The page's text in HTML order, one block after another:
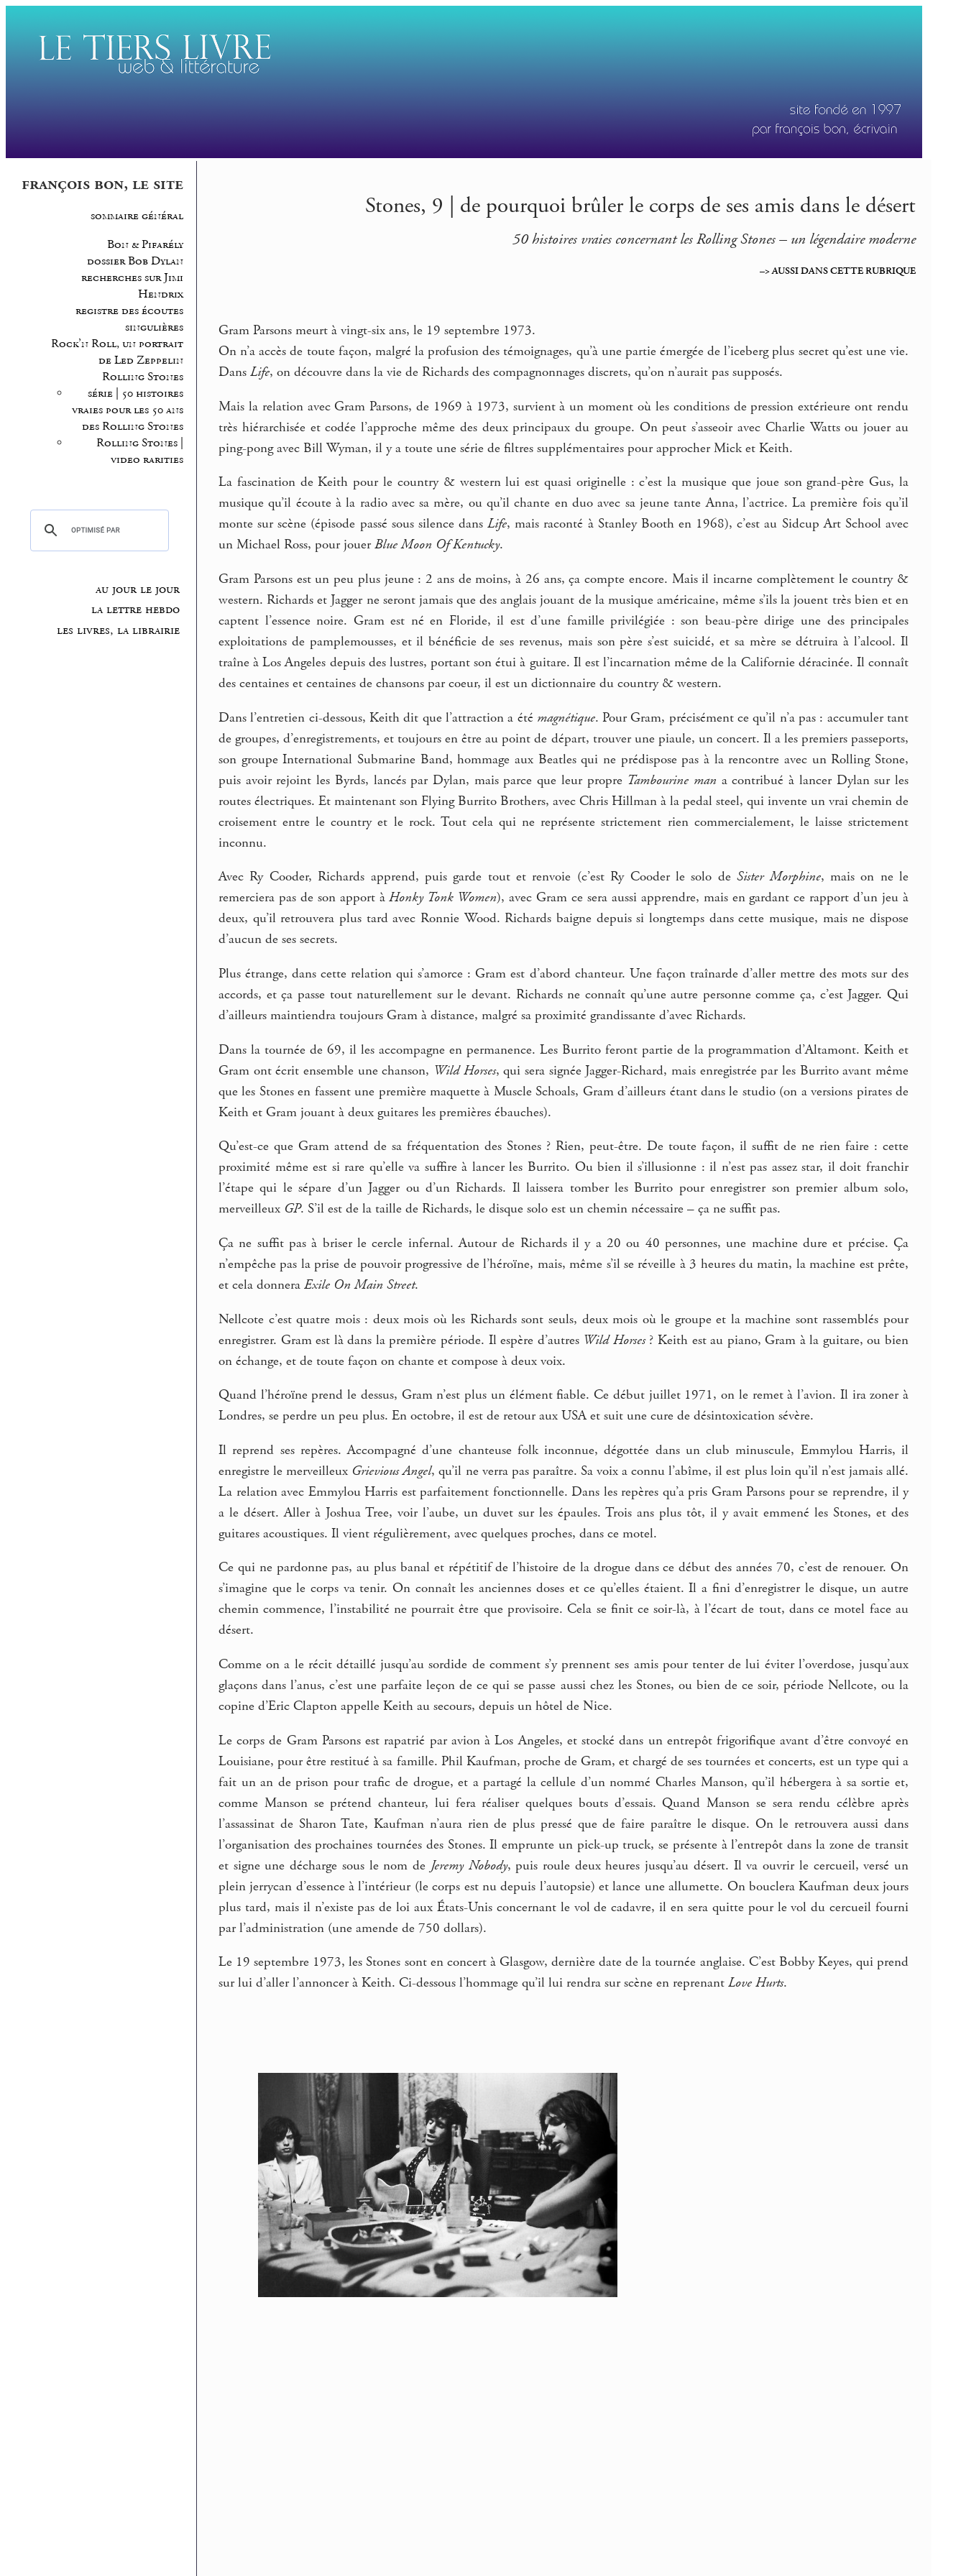
françois bon, le site
sommaire général
Bon & Pifarély
dossier Bob Dylan
recherches sur Jimi
Hendrix
registre des écoutes
singulières
Rock’n Roll, un portrait
de Led Zeppelin
Rolling Stones
série | 50 histoires
vraies pour les 50 ans
des Rolling Stones
Rolling Stones |
video rarities
au jour le jour
la lettre hebdo
les livres, la librairie
Stones, 9 | de pourquoi brûler le corps de ses amis dans le désert
50 histoires vraies concernant les Rolling Stones – un légendaire moderne
–> AUSSI DANS CETTE RUBRIQUE
Gram Parsons meurt à vingt-six ans, le 19 septembre 1973.
On n’a accès de toute façon, malgré la profusion des témoignages, qu’à une partie émergée de l’iceberg plus secret qu’est une vie.
Dans Life, on découvre dans la vie de Richards des compagnonnages discrets, qu’on n’aurait pas supposés.
Mais la relation avec Gram Parsons, de 1969 à 1973, survient à un moment où les conditions de pression extérieure ont rendu
très hiérarchisée et codée l’approche même des deux principaux du groupe. On peut s’asseoir avec Charlie Watts ou jouer au
ping-pong avec Bill Wyman, il y a toute une série de filtres supplémentaires pour approcher Mick et Keith.
La fascination de Keith pour le country & western lui est quasi originelle : c’est la musique que joue son grand-père Gus, la
musique qu’il écoute à la radio avec sa mère, ou qu’il chante en duo avec sa jeune tante Anna, l’actrice. La première fois qu’il
monte sur scène (épisode passé sous silence dansLife, mais raconté à Stanley Booth en 1968), c’est au Sidcup Art School avec
un Michael Ross, pour jouerBlue Moon Of Kentucky.
Gram Parsons est un peu plus jeune : 2 ans de moins, à 26 ans, ça compte encore. Mais il incarne complètement le country &
western. Richards et Jagger ne seront jamais que des anglais jouant de la musique américaine, même s’ils la jouent très bien et en
captent l’essence noire. Gram est né en Floride, il est d’une famille privilégiée : son beau-père dirige une des principales
exploitations de pamplemousses, et il bénéficie de ses revenus, mais son père s’est suicidé, et sa mère se détruira à l’alcool. Il
traîne à Los Angeles depuis des lustres, portant son étui à guitare. Il est l’incarnation même de la Californie déracinée. Il connaît
des centaines et centaines de chansons par coeur, il est un dictionnaire du country & western.
Dans l’entretien ci-dessous, Keith dit que l’attraction a été magnétique. Pour Gram, précisément ce qu’il n’a pas : accumuler tant
de groupes, d’enregistrements, et toujours en être au point de départ, trouver une piaule, un concert. Il a les premiers passeports,
son groupe International Submarine Band, hommage aux Beatles qui ne prédispose pas à la rencontre avec un Rolling Stone,
puis avoir rejoint les Byrds, lancés par Dylan, mais parce que leur propre Tambourine man a contribué à lancer Dylan sur les
routes électriques. Et maintenant son Flying Burrito Brothers, avec Chris Hillman à la pedal steel, qui invente un vrai chemin de
croisement entre le country et le rock. Tout cela qui ne représente strictement rien commercialement, le laisse strictement
inconnu.
Avec Ry Cooder, Richards apprend, puis garde tout et renvoie (c’est Ry Cooder le solo deSister Morphine, mais on ne le
remerciera pas de son apport àHonky Tonk Women), avec Gram ce sera aussi apprendre, mais en gardant ce rapport d’un jeu à
deux, qu’il retrouvera plus tard avec Ronnie Wood. Richards baigne depuis si longtemps dans cette musique, mais ne dispose
d’aucun de ses secrets.
Plus étrange, dans cette relation qui s’amorce : Gram est d’abord chanteur. Une façon traînarde d’aller mettre des mots sur des
accords, et ça passe tout naturellement sur le devant. Richards ne connaît qu’une autre personne comme ça, c’est Jagger. Qui
d’ailleurs maintiendra toujours Gram à distance, malgré sa proximité grandissante d’avec Richards.
Dans la tournée de 69, il les accompagne en permanence. Les Burrito feront partie de la programmation d’Altamont. Keith et
Gram ont écrit ensemble une chanson, Wild Horses, qui sera signée Jagger-Richard, mais enregistrée par les Burrito avant même
que les Stones en fassent une première maquette à Muscle Schoals, Gram d’ailleurs étant dans le studio (on a versions pirates de
Keith et Gram jouant à deux guitares les premières ébauches).
Qu’est-ce que Gram attend de sa fréquentation des Stones ? Rien, peut-être. De toute façon, il suffit de ne rien faire : cette
proximité même est si rare qu’elle va suffire à lancer les Burrito. Ou bien il s’illusionne : il n’est pas assez star, il doit franchir
l’étape qui le sépare d’un Jagger ou d’un Richards. Il laissera tomber les Burrito pour enregistrer son premier album solo,
merveilleux GP. S’il est de la taille de Richards, le disque solo est un chemin nécessaire – ça ne suffit pas.
Ça ne suffit pas à briser le cercle infernal. Autour de Richards il y a 20 ou 40 personnes, une machine dure et précise. Ça
n’empêche pas la prise de pouvoir progressive de l’héroïne, mais, même s’il se réveille à 3 heures du matin, la machine est prête,
et cela donnera Exile On Main Street.
Nellcote c’est quatre mois : deux mois où les Richards sont seuls, deux mois où le groupe et la machine sont rassemblés pour
enregistrer. Gram est là dans la première période. Il espère d’autres Wild Horses? Keith est au piano, Gram à la guitare, ou bien
on échange, et de toute façon on chante et compose à deux voix.
Quand l’héroïne prend le dessus, Gram n’est plus un élément fiable. Ce début juillet 1971, on le remet à l’avion. Il ira zoner à
Londres, se perdre un peu plus. En octobre, il est de retour aux USA et suit une cure de désintoxication sévère.
Il reprend ses repères. Accompagné d’une chanteuse folk inconnue, dégottée dans un club minuscule, Emmylou Harris, il
enregistre le merveilleux Grievious Angel, qu’il ne verra pas paraître. Sa voix a connu l’abîme, il est plus loin qu’il n’est jamais allé.
La relation avec Emmylou Harris est parfaitement fonctionnelle. Dans les repères qu’a pris Gram Parsons pour se reprendre, il y
a le désert. Aller à Joshua Tree, voir l’aube, un duvet sur les épaules. Trois ans plus tôt, il y avait emmené les Stones, et des
guitares acoustiques. Il vient régulièrement, avec quelques proches, dans ce motel.
Ce qui ne pardonne pas, au plus banal et répétitif de l’histoire de la drogue dans ce début des années 70, c’est de renouer. On
s’imagine que le corps va tenir. On connaît les anciennes doses et ce qu’elles étaient. Il a fini d’enregistrer le disque, un autre
chemin commence, l’instabilité ne pourrait être que provisoire. Cela se finit ce soir-là, à l’écart de tout, dans ce motel face au
désert.
Comme on a le récit détaillé jusqu’au sordide de comment s’y prennent ses amis pour tenter de lui éviter l’overdose, jusqu’aux
glaçons dans l’anus, c’est une parfaite leçon de ce qui se passe aussi chez les Stones, ou bien de ce soir, période Nellcote, ou la
copine d’Eric Clapton appelle Keith au secours, depuis un hôtel de Nice.
Le corps de Gram Parsons est rapatrié par avion à Los Angeles, et stocké dans un entrepôt frigorifique avant d’être convoyé en
Louisiane, pour être restitué à sa famille. Phil Kaufman, proche de Gram, et chargé de ses tournées et concerts, est un type qui a
fait un an de prison pour trafic de drogue, et a partagé la cellule d’un nommé Charles Manson, qu’il hébergera à sa sortie et,
comme Manson se prétend chanteur, lui fera réaliser quelques bouts d’essais. Quand Manson se sera rendu célèbre après
l’assassinat de Sharon Tate, Kaufman n’aura rien de plus pressé que de faire paraître le disque. On le retrouvera aussi dans
l’organisation des prochaines tournées des Stones. Il emprunte un pick-up truck, se présente à l’entrepôt dans la zone de transit
et signe une décharge sous le nom de Jeremy Nobody, puis roule deux heures jusqu’au désert. Il va ouvrir le cercueil, versé un
plein jerrycan d’essence à l’intérieur (le corps est nu depuis l’autopsie) et lance une allumette. On bouclera Kaufman deux jours
plus tard, mais il n’existe pas de loi aux États-Unis concernant le vol de cadavre, il en sera quitte pour le vol du cercueil fourni
par l’administration (une amende de 750 dollars).
Le 19 septembre 1973, les Stones sont en concert à Glasgow, dernière date de la tournée anglaise. C’est Bobby Keyes, qui prend
sur lui d’aller l’annoncer à Keith. Ci-dessous l’hommage qu’il lui rendra sur scène en reprenant Love Hurts.